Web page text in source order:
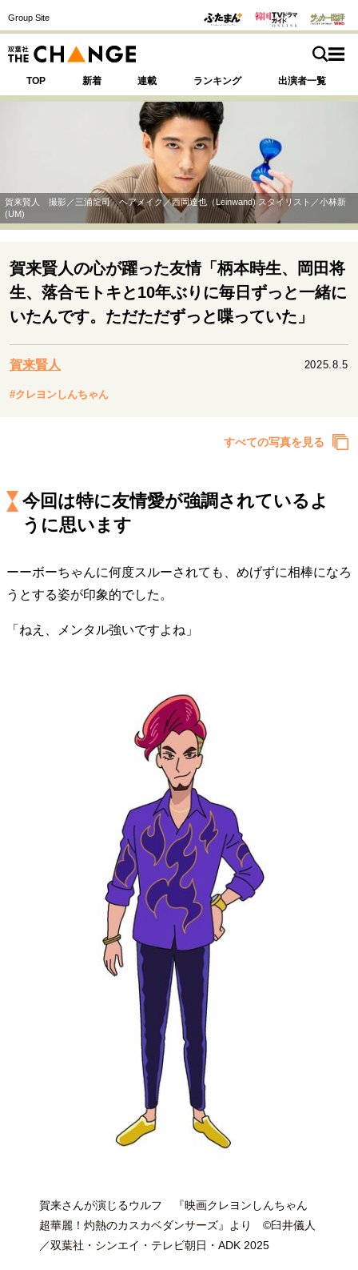
Group Site
TOP 新着 連載 ランキング 出演者一覧
注目の記事テーマで探す
運命を変えた出会い 決断の裏側
挫折からの再起
未知への挑戦
プロフェッショナルの矜持
表現者の葛藤
人生が動いた日 10代の挫折と原点
キャリア・働き方
セカンドキャリアの描き方
経営・ビジネス
リーダーの流儀
トップが描く未来
マインドセット
重圧との向き合い方 一流のルーティン
美しさの哲学
病が教えてくれたこと
熱狂できるもの
60代のネクストステージ
70代のグランドデザイン
社会・カルチャー・マネー
地域とつながる/お金との付き合い方
賀来賢人 撮影／三浦龍司 ヘアメイク／西岡達也（Leinwand) スタイリスト／小林新
(UM)
賀来賢人の心が躍った友情「柄本時生、岡田将
生、落合モトキと10年ぶりに毎日ずっと一緒に
いたんです。ただただずっと喋っていた」
賀来賢人 2025.8.5
#クレヨンしんちゃん
すべての写真を見る
今回は特に友情愛が強調されているよ
うに思います
ーーボーちゃんに何度スルーされても、めげずに相棒になろ
うとする姿が印象的でした。
「ねえ、メンタル強いですよね」
賀来さんが演じるウルフ 『映画クレヨンしんちゃん
超華麗！灼熱のカスカベダンサーズ』より ©臼井儀人
／双葉社・シンエイ・テレビ朝日・ADK 2025